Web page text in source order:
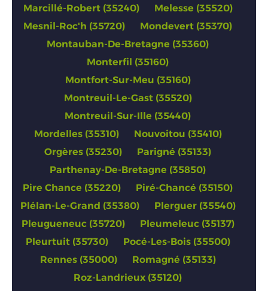
Marcillé-Robert (35240)
Melesse (35520)
Mesnil-Roc'h (35720)
Mondevert (35370)
Montauban-De-Bretagne (35360)
Monterfil (35160)
Montfort-Sur-Meu (35160)
Montreuil-Le-Gast (35520)
Montreuil-Sur-Ille (35440)
Mordelles (35310)
Nouvoitou (35410)
Orgères (35230)
Parigné (35133)
Parthenay-De-Bretagne (35850)
Pire Chance (35220)
Piré-Chancé (35150)
Plélan-Le-Grand (35380)
Plerguer (35540)
Pleugueneuc (35720)
Pleumeleuc (35137)
Pleurtuit (35730)
Pocé-Les-Bois (35500)
Rennes (35000)
Romagné (35133)
Roz-Landrieux (35120)